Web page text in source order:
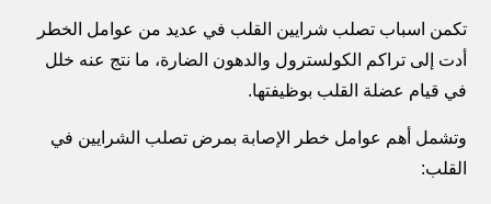
تكمن اسباب تصلب شرايين القلب في عديد من عوامل الخطر
أدت إلى تراكم الكولسترول والدهون الضارة، ما نتج عنه خلل
في قيام عضلة القلب بوظيفتها.
وتشمل أهم عوامل خطر الإصابة بمرض تصلب الشرايين في
القلب: